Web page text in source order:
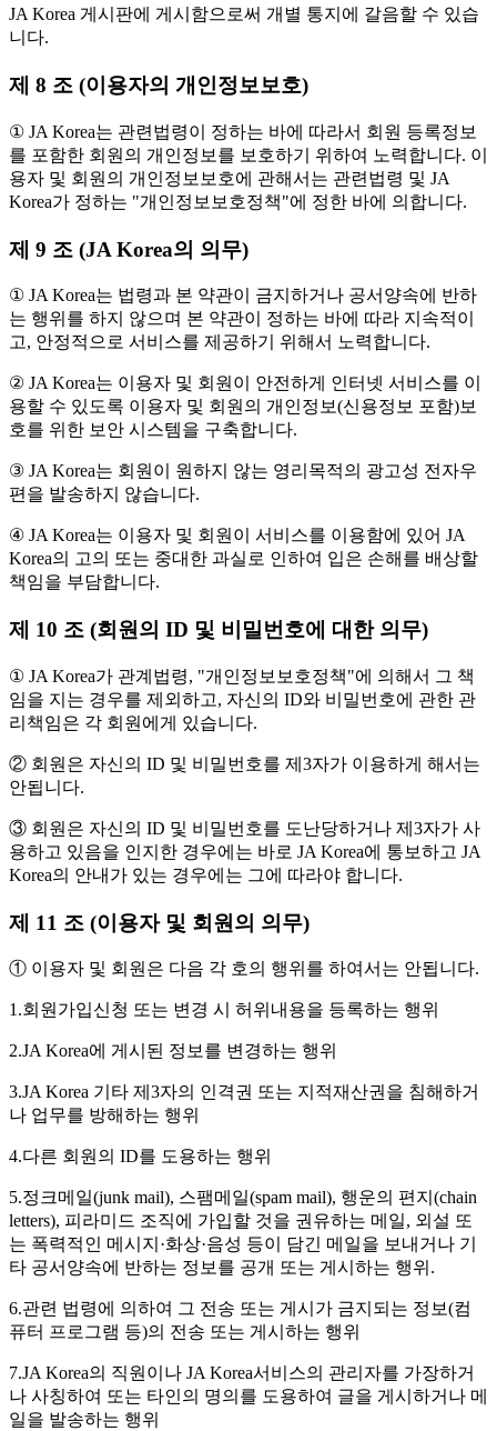
JA Korea 게시판에 게시함으로써 개별 통지에 갈음할 수 있습
니다.
제 8 조 (이용자의 개인정보보호)
① JA Korea는 관련법령이 정하는 바에 따라서 회원 등록정보
를 포함한 회원의 개인정보를 보호하기 위하여 노력합니다. 이
용자 및 회원의 개인정보보호에 관해서는 관련법령 및 JA
Korea가 정하는 "개인정보보호정책"에 정한 바에 의합니다.
제 9 조 (JA Korea의 의무)
① JA Korea는 법령과 본 약관이 금지하거나 공서양속에 반하
는 행위를 하지 않으며 본 약관이 정하는 바에 따라 지속적이
고, 안정적으로 서비스를 제공하기 위해서 노력합니다.
② JA Korea는 이용자 및 회원이 안전하게 인터넷 서비스를 이
용할 수 있도록 이용자 및 회원의 개인정보(신용정보 포함)보
호를 위한 보안 시스템을 구축합니다.
③ JA Korea는 회원이 원하지 않는 영리목적의 광고성 전자우
편을 발송하지 않습니다.
④ JA Korea는 이용자 및 회원이 서비스를 이용함에 있어 JA
Korea의 고의 또는 중대한 과실로 인하여 입은 손해를 배상할
책임을 부담합니다.
제 10 조 (회원의 ID 및 비밀번호에 대한 의무)
① JA Korea가 관계법령, "개인정보보호정책"에 의해서 그 책
임을 지는 경우를 제외하고, 자신의 ID와 비밀번호에 관한 관
리책임은 각 회원에게 있습니다.
② 회원은 자신의 ID 및 비밀번호를 제3자가 이용하게 해서는
안됩니다.
③ 회원은 자신의 ID 및 비밀번호를 도난당하거나 제3자가 사
용하고 있음을 인지한 경우에는 바로 JA Korea에 통보하고 JA
Korea의 안내가 있는 경우에는 그에 따라야 합니다.
제 11 조 (이용자 및 회원의 의무)
① 이용자 및 회원은 다음 각 호의 행위를 하여서는 안됩니다.
1.회원가입신청 또는 변경 시 허위내용을 등록하는 행위
2.JA Korea에 게시된 정보를 변경하는 행위
3.JA Korea 기타 제3자의 인격권 또는 지적재산권을 침해하거
나 업무를 방해하는 행위
4.다른 회원의 ID를 도용하는 행위
5.정크메일(junk mail), 스팸메일(spam mail), 행운의 편지(chain
letters), 피라미드 조직에 가입할 것을 권유하는 메일, 외설 또
는 폭력적인 메시지·화상·음성 등이 담긴 메일을 보내거나 기
타 공서양속에 반하는 정보를 공개 또는 게시하는 행위.
6.관련 법령에 의하여 그 전송 또는 게시가 금지되는 정보(컴
퓨터 프로그램 등)의 전송 또는 게시하는 행위
7.JA Korea의 직원이나 JA Korea서비스의 관리자를 가장하거
나 사칭하여 또는 타인의 명의를 도용하여 글을 게시하거나 메
일을 발송하는 행위